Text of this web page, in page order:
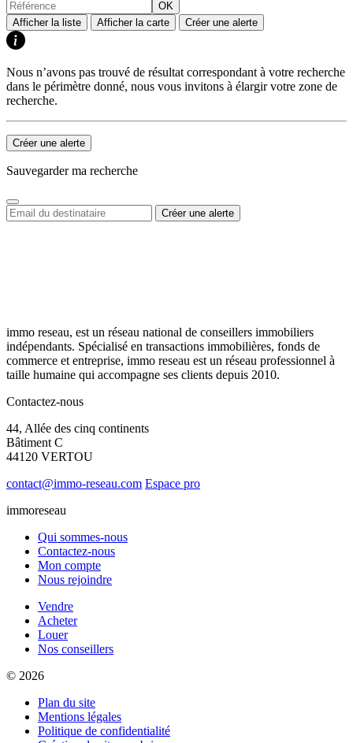
OK
Afficher la liste
Afficher la carte Créer une alerte
Nous n’avons pas trouvé de résultat correspondant à votre recherche
dans le périmètre donné, nous vous invitons à élargir votre zone de
recherche.
Créer une alerte
Sauvegarder ma recherche
immo reseau, est un réseau national de conseillers immobiliers
indépendants. Spécialisé en transactions immobilières, fonds de
commerce et entreprise, immo reseau est un réseau professionnel à
taille humaine qui accompagne ses clients depuis 2010.
Contactez-nous
44, Allée des cinq continents
Bâtiment C
44120 VERTOU
contact@immo-reseau.com Espace pro
immoreseau
Qui sommes-nous
Contactez-nous
Mon compte
Nous rejoindre
Vendre
Acheter
Louer
Nos conseillers
© 2026
Plan du site
Mentions légales
Politique de confidentialité